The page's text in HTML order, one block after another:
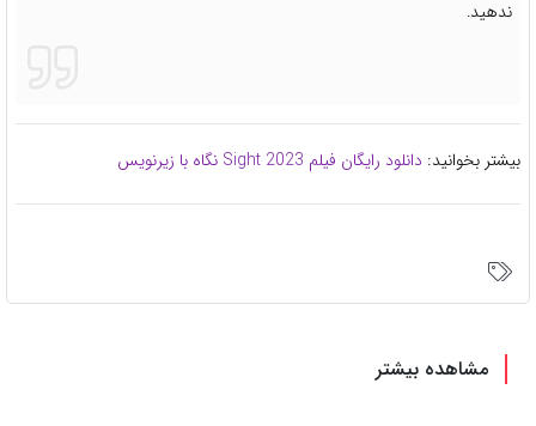
ندهید.
بیشتر بخوانید: دانلود رایگان فیلم Sight 2023 نگاه با زیرنویس
مشاهده بیشتر